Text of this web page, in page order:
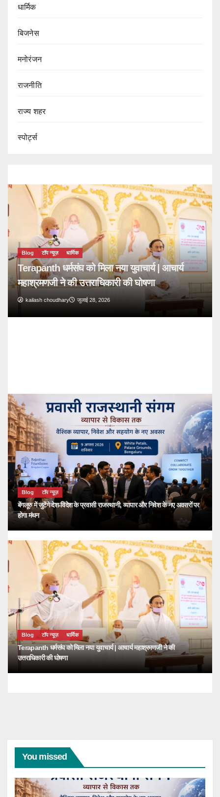
धार्मिक
बिजनेस
मनोरंजन
राजनीति
राज्य शहर
स्पोर्ट्स
Blog टॉप न्यूज़
बेंगलूरु में जुटेंगे देश-विदेश के प्रवासी राजस्थानी, व्यापार और निवेश के नए अवसरों पर
होगा मंथन
Blog टॉप न्यूज़ धार्मिक
Terapanth धर्मसंघ को मिला नया युवाचार्य | आचार्य महाश्रमणजी ने की
उत्तराधिकारी की घोषणा
You missed